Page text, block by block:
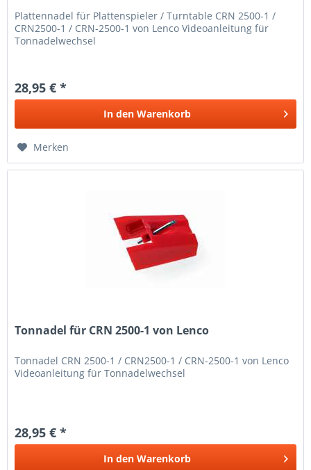
Plattennadel für Plattenspieler / Turntable CRN 2500-1 /
CRN2500-1 / CRN-2500-1 von Lenco Videoanleitung für
Tonnadelwechsel
28,95 € *
In den Warenkorb
Merken
Tonnadel für CRN 2500-1 von Lenco
Tonnadel CRN 2500-1 / CRN2500-1 / CRN-2500-1 von Lenco
Videoanleitung für Tonnadelwechsel
28,95 € *
In den Warenkorb